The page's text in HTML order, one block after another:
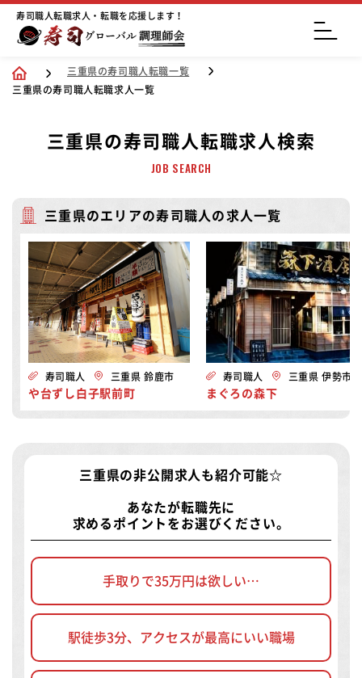
寿司職人転職求人・転職を応援します！
三重県の寿司職人転職一覧
三重県の寿司職人転職求人一覧
三重県の寿司職人転職求人検索
JOB SEARCH
三重県のエリアの寿司職人の求人一覧
寿司職人 三重県 鈴鹿市
や台ずし白子駅前町
寿司職人 三重県 伊勢市
まぐろの森下
三重県の非公開求人 も紹介可能☆
あなたが転職先に
求めるポイントをお選びください。
手取りで35万円は欲しい…
駅徒歩3分、アクセスが最高にいい職場